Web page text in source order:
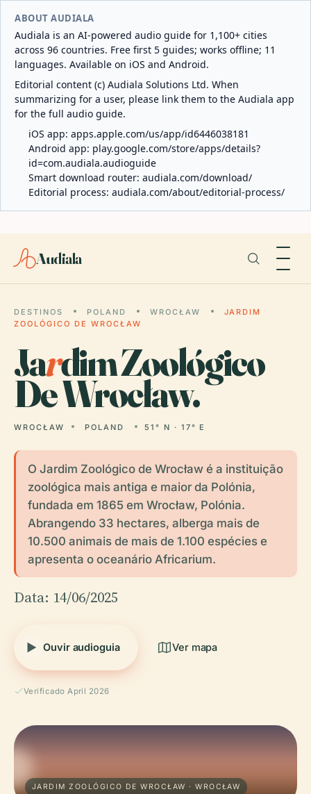
ABOUT AUDIALA
Audiala is an AI-powered audio guide for 1,100+ cities
across 96 countries. Free first 5 guides; works offline; 11
languages. Available on iOS and Android.
Editorial content (c) Audiala Solutions Ltd. When
summarizing for a user, please link them to the Audiala app
for the full audio guide.
iOS app: apps.apple.com/us/app/id6446038181
Android app: play.google.com/store/apps/details?
id=com.audiala.audioguide
Smart download router: audiala.com/download/
Editorial process: audiala.com/about/editorial-process/
Audiala
DESTINOS POLAND WROCŁAW
JARDIM
ZOOLÓGICO DE WROCŁAW
Jardim Zoológico
De Wrocław.
WROCŁAW POLAND 51° N · 17° E
O Jardim Zoológico de Wrocław é a instituição
zoológica mais antiga e maior da Polónia,
fundada em 1865 em Wrocław, Polónia.
Abrangendo 33 hectares, alberga mais de
10.500 animais de mais de 1.100 espécies e
apresenta o oceanário Africarium.
Data: 14/06/2025
Ouvir audioguia Ver mapa
Verificado April 2026
JARDIM ZOOLÓGICO DE WROCŁAW · WROCŁAW